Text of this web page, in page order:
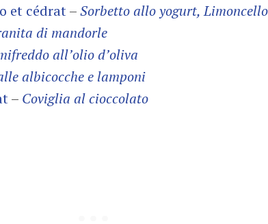
et cédrat–Sorbetto allo yogurt,
di mandorle
all’olio d’oliva
albicocche e lamponi
– Coviglia al cioccolato